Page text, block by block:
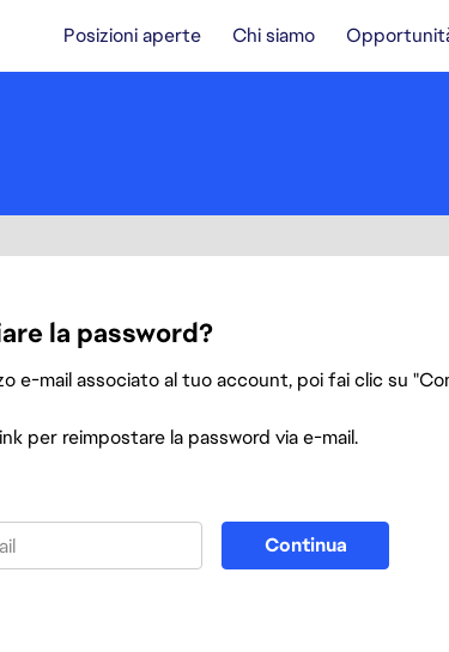
Posizioni aperte Chi siamo
la password?
e-mail associato al tuo account, poi fai clic su
per reimpostare la password via e-mail.
col tuo indirizzo e-mail
Continua